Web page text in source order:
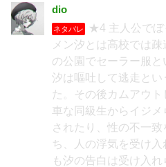
dio
ネタバレ
★4 主人公でぼ
メン汐とは高校では
の公園でセーラー服と
汐は嘔吐して逃走とい
た。その後カムアウ
車な同級生からイジ
されたり、性の不一
ち、人の浮気を受け
も汐の告白は受け入